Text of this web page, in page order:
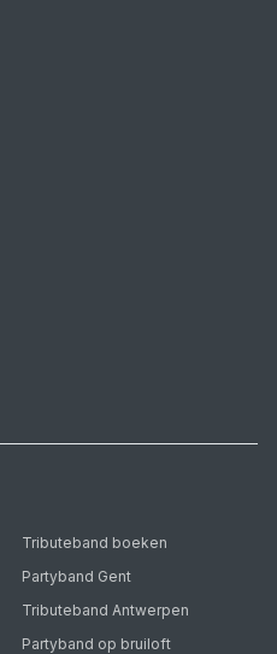
Tributeband boeken
Partyband Gent
Tributeband Antwerpen
Partyband op bruiloft